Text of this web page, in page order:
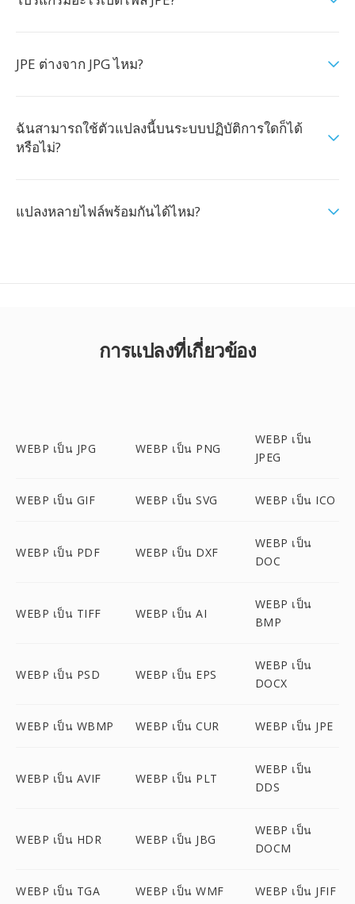
JPE ต่างจาก JPG ไหม?
ฉันสามารถใช้ตัวแปลงนี้บนระบบปฏิบัติการใดก็ได้
หรือไม่?
แปลงหลายไฟล์พร้อมกันได้ไหม?
การแปลงที่เกี่ยวข้อง
WEBP เป็น JPG WEBP เป็น PNG
WEBP เป็น
JPEG
WEBP เป็น GIF WEBP เป็น SVG WEBP เป็น ICO
WEBP เป็น PDF WEBP เป็น DXF
WEBP เป็น
DOC
WEBP เป็น TIFF WEBP เป็น AI
WEBP เป็น
BMP
WEBP เป็น PSD WEBP เป็น EPS
WEBP เป็น
DOCX
WEBP เป็น WBMP WEBP เป็น CUR WEBP เป็น JPE
WEBP เป็น AVIF WEBP เป็น PLT
WEBP เป็น
DDS
WEBP เป็น HDR WEBP เป็น JBG
WEBP เป็น
DOCM
WEBP เป็น TGA WEBP เป็น WMF WEBP เป็น JFIF